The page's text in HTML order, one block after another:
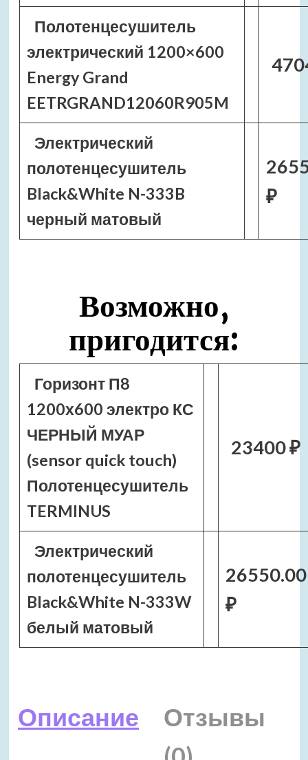
Полотенцесушитель
электрический 1200×600
Energy Grand
EETRGRAND12060R905M
Электрический
полотенцесушитель
Black&White N-333B
черный матовый
₽
Возможно,
пригодится:
Горизонт П8
1200х600 электро КС
ЧЕРНЫЙ МУАР
(sensor quick touch)
Полотенцесушитель
TERMINUS
23400 ₽
Электрический
полотенцесушитель
Black&White N-333W
белый матовый
26550.00
₽
Описание
Отзывы